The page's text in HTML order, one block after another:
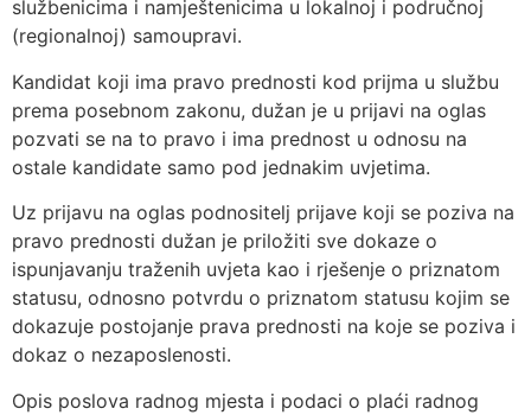
službenicima i namještenicima u lokalnoj i područnoj
(regionalnoj) samoupravi.
Kandidat koji ima pravo prednosti kod prijma u službu
prema posebnom zakonu, dužan je u prijavi na oglas
pozvati se na to pravo i ima prednost u odnosu na
ostale kandidate samo pod jednakim uvjetima.
Uz prijavu na oglas podnositelj prijave koji se poziva na
pravo prednosti dužan je priložiti sve dokaze o
ispunjavanju traženih uvjeta kao i rješenje o priznatom
statusu, odnosno potvrdu o priznatom statusu kojim se
dokazuje postojanje prava prednosti na koje se poziva i
dokaz o nezaposlenosti.
Opis poslova radnog mjesta i podaci o plaći radnog